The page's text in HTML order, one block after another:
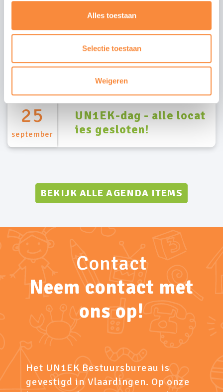
Alles toestaan
Selectie toestaan
Weigeren
Agenda
Wat is er allemaal te
doen
25
september
UN1EK-dag - alle locat
ies gesloten!
BEKIJK ALLE AGENDA ITEMS
Contact
Neem contact met
ons op!
Het UN1EK Bestuursbureau is
gevestigd in Vlaardingen. Op onze